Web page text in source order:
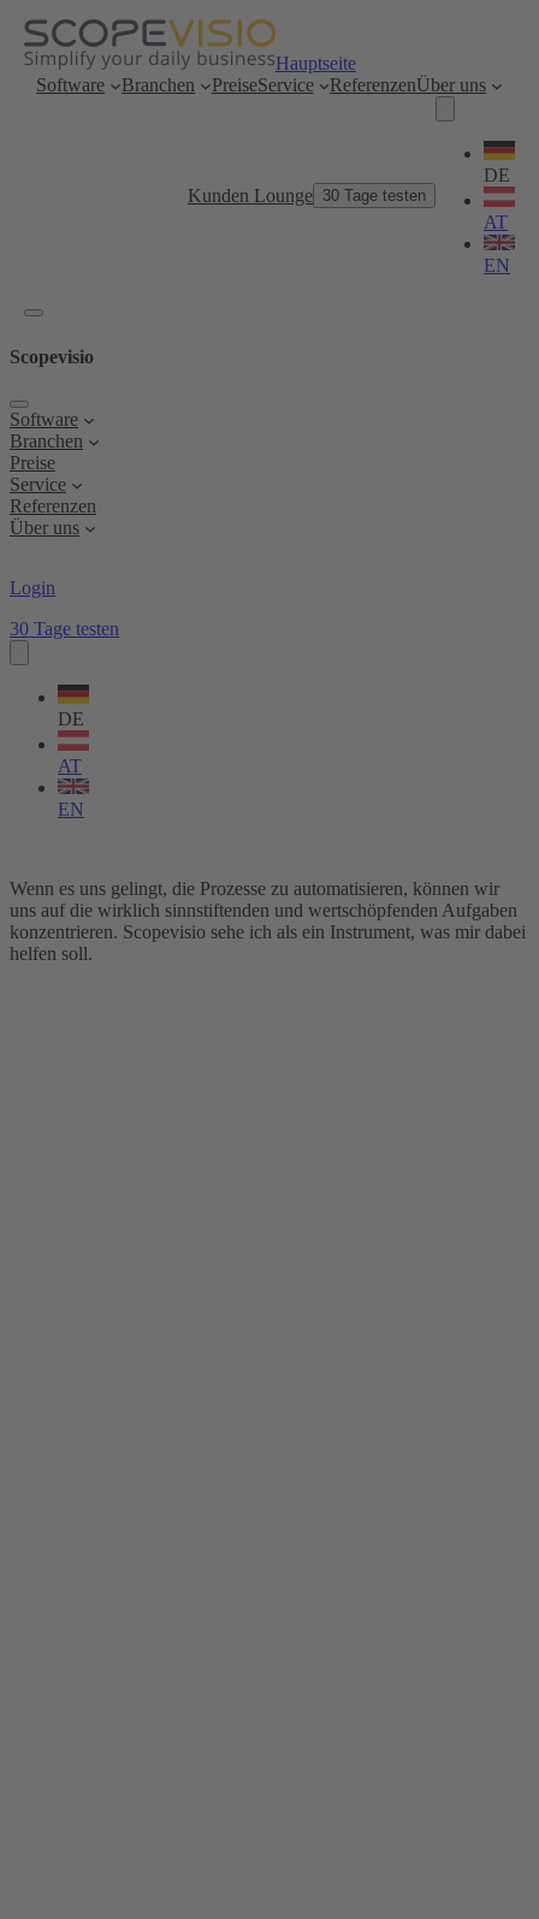
Zum
Inhalt
springen
Hauptseite
Software
Branchen PreiseService ReferenzenÜber uns
Kunden Lounge 30 Tage testen
Sprache
wählen
DE
AT
EN
Scopevisio
Software
Branchen
Preise
Service
Referenzen
Über uns
Login
30 Tage testen
Sprache
wählen
DE
AT
EN
Wenn es uns gelingt, die Prozesse zu automatisieren, können wir
uns auf die wirklich sinnstiftenden und wertschöpfenden Aufgaben
konzentrieren. Scopevisio sehe ich als ein Instrument, was mir dabei
helfen soll.